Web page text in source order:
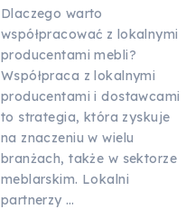
Dlaczego warto
współpracować z lokalnymi
producentami mebli?
Współpraca z lokalnymi
producentami i dostawcami
to strategia, która zyskuje
na znaczeniu w wielu
branżach, także w sektorze
meblarskim. Lokalni
partnerzy …